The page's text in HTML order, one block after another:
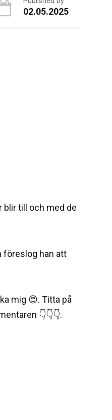
02.05.2025
blir till och med de
föreslog han att
mig 😍. Titta på
👇👇👇.